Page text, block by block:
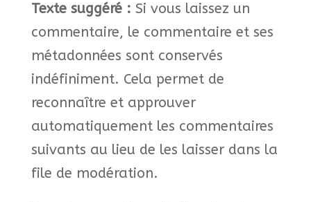
Texte suggéré : Si vous laissez un
commentaire, le commentaire et ses
métadonnées sont conservés
indéfiniment. Cela permet de
reconnaître et approuver
automatiquement les commentaires
suivants au lieu de les laisser dans la
file de modération.